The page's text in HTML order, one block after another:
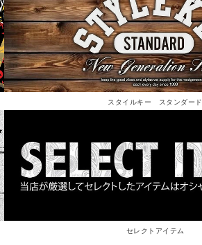
スタイルキー スタンダード
セレクトアイテム